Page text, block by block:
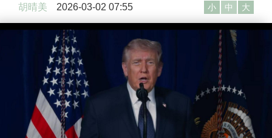
胡晴美 2026-03-02 07:55 小 中 大